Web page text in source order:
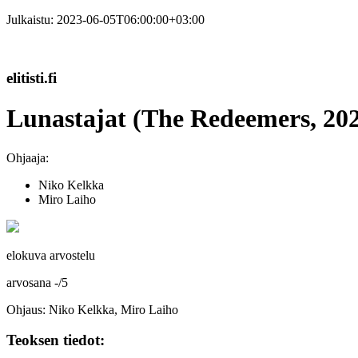
Julkaistu: 2023-06-05T06:00:00+03:00
elitisti.fi
Lunastajat (The Redeemers,
Ohjaaja:
Niko Kelkka
Miro Laiho
elokuva arvostelu
arvosana -/5
Ohjaus: Niko Kelkka, Miro Laiho
Teoksen tiedot: